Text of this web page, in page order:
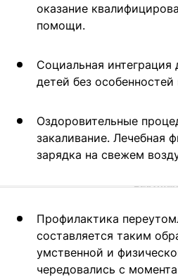
оказание
помощи.
Социальная
детей без особенностей
Оздоровительные
закаливание. Лечебная
зарядка на свежем
Профилактика
составляется таким
умственной и
чередовались с